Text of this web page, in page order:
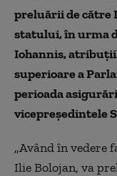
preluării de către
statului, în urma
Iohannis,
superioare a
perioada
vicepreşedintele
„Având în vedere
Ilie Bolojan, va